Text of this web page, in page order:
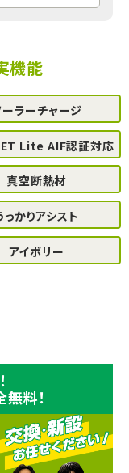
機能
ーラーチャージ
Lite AIF認証対応
真空断熱材
っかりアシスト
アイボリー
無料！